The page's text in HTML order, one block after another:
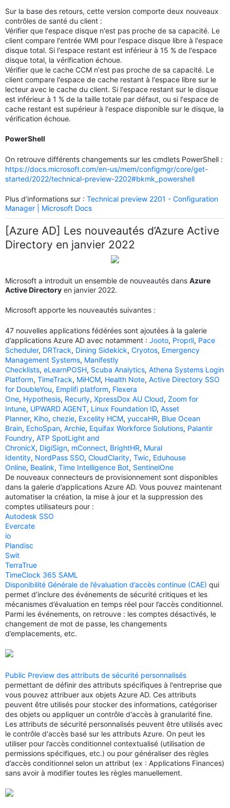
Sur la base des retours, cette version comporte deux nouveaux
contrôles de santé du client :
Vérifier que l'espace disque n'est pas proche de sa capacité. Le
client compare l'entrée WMI pour l'espace disque libre à l'espace
disque total. Si l'espace restant est inférieur à 15 % de l'espace
disque total, la vérification échoue.
Vérifier que le cache CCM n'est pas proche de sa capacité. Le
client compare l'espace de cache restant à l'espace libre sur le
lecteur avec le cache du client. Si l'espace restant sur le disque
est inférieur à 1 % de la taille totale par défaut, ou si l'espace de
cache restant est supérieur à l'espace disponible sur le disque, la
vérification échoue.
PowerShell
On retrouve différents changements sur les cmdlets PowerShell :
https://docs.microsoft.com/en-us/mem/configmgr/core/get-
started/2022/technical-preview-2202#bkmk_powershell
Plus d’informations sur : Technical preview 2201 - Configuration
Manager | Microsoft Docs
[Azure AD] Les nouveautés d’Azure Active
Directory en janvier 2022
Microsoft a introduit un ensemble de nouveautés dans Azure
Active Directory en janvier 2022.
Microsoft apporte les nouveautés suivantes :
47 nouvelles applications fédérées sont ajoutées à la galerie
d’applications Azure AD avec notamment : Jooto, Proprli, Pace
Scheduler, DRTrack, Dining Sidekick, Cryotos, Emergency
Management Systems, Manifestly
Checklists, eLearnPOSH, Scuba Analytics, Athena Systems Login
Platform, TimeTrack, MiHCM, Health Note, Active Directory SSO
for DoubleYou, Emplifi platform, Flexera
One, Hypothesis, Recurly, XpressDox AU Cloud, Zoom for
Intune, UPWARD AGENT, Linux Foundation ID, Asset
Planner, Kiho, chezie, Excelity HCM, yuccaHR, Blue Ocean
Brain, EchoSpan, Archie, Equifax Workforce Solutions, Palantir
Foundry, ATP SpotLight and
ChronicX, DigiSign, mConnect, BrightHR, Mural
Identity, NordPass SSO, CloudClarity, Twic, Eduhouse
Online, Bealink, Time Intelligence Bot, SentinelOne
De nouveaux connecteurs de provisionnement sont disponibles
dans la galerie d’applications Azure AD. Vous pouvez maintenant
automatiser la création, la mise à jour et la suppression des
comptes utilisateurs pour :
Autodesk SSO
Evercate
io
Plandisc
Swit
TerraTrue
TimeClock 365 SAML
Disponibilité Générale de l’évaluation d’accès continue (CAE) qui
permet d’inclure des événements de sécurité critiques et les
mécanismes d’évaluation en temps réel pour l’accès conditionnel.
Parmi les événements, on retrouve : les comptes désactivés, le
changement de mot de passe, les changements
d’emplacements, etc.
Public Preview des attributs de sécurité personnalisés
permettant de définir des attributs spécifiques à l'entreprise que
vous pouvez attribuer aux objets Azure AD. Ces attributs
peuvent être utilisés pour stocker des informations, catégoriser
des objets ou appliquer un contrôle d'accès à granularité fine.
Les attributs de sécurité personnalisés peuvent être utilisés avec
le contrôle d'accès basé sur les attributs Azure. On peut les
utiliser pour l’accès conditionnel contextualisé (utilisation de
permissions spécifiques, etc.) ou pour généraliser des règles
d’accès conditionnel selon un attribut (ex : Applications Finances)
sans avoir à modifier toutes les règles manuellement.